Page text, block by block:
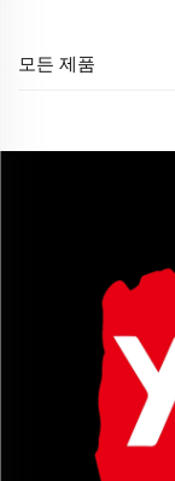
모든 제품